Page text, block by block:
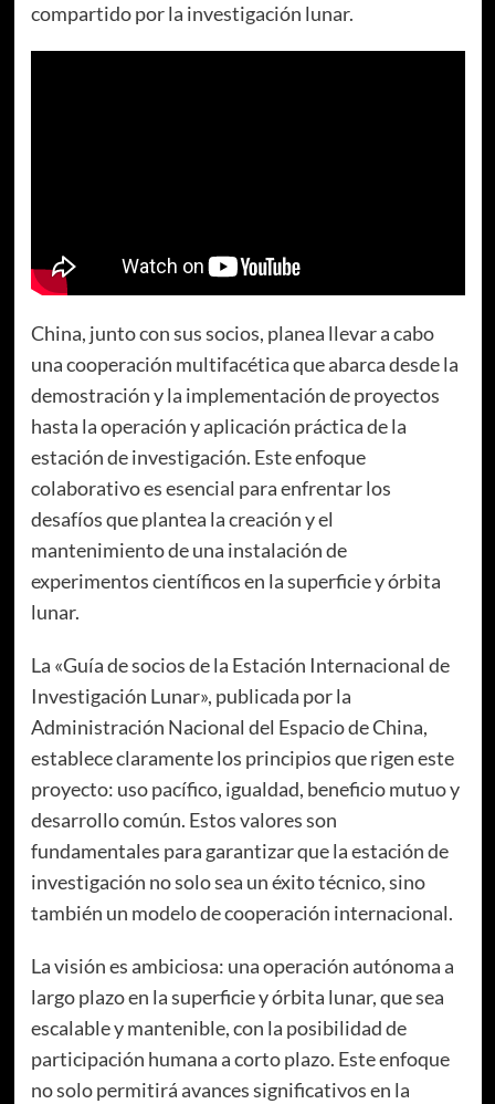
compartido por la investigación lunar.
China, junto con sus socios, planea llevar a cabo
una cooperación multifacética que abarca desde la
demostración y la implementación de proyectos
hasta la operación y aplicación práctica de la
estación de investigación. Este enfoque
colaborativo es esencial para enfrentar los
desafíos que plantea la creación y el
mantenimiento de una instalación de
experimentos científicos en la superficie y órbita
lunar.
La «Guía de socios de la Estación Internacional de
Investigación Lunar», publicada por la
Administración Nacional del Espacio de China,
establece claramente los principios que rigen este
proyecto: uso pacífico, igualdad, beneficio mutuo y
desarrollo común. Estos valores son
fundamentales para garantizar que la estación de
investigación no solo sea un éxito técnico, sino
también un modelo de cooperación internacional.
La visión es ambiciosa: una operación autónoma a
largo plazo en la superficie y órbita lunar, que sea
escalable y mantenible, con la posibilidad de
participación humana a corto plazo. Este enfoque
no solo permitirá avances significativos en la